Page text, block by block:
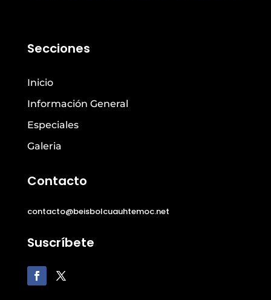
Secciones
Inicio
Información General
Especiales
Galeria
Contacto
contacto@beisbolcuauhtemoc.net
Suscríbete